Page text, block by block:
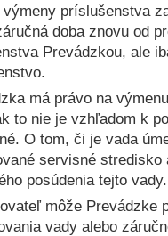
výmeny príslušenstva
doba znovu od
Prevádzkou, ale
má právo na
to nie je vzhľadom k
O tom, či je vada
servisné stredisko
posúdenia tejto vady.
môže Prevádzke
vady alebo